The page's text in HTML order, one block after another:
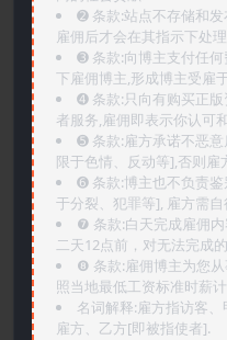
➋️ 条款:站点不存储和
雇佣后才会在其指示下处
➌️ 条款:向博主支付任
下雇佣博主,形成博主受雇
➍️ 条款:只向有购买正
者服务,雇佣即表示你认可
➎ 条款:雇方承诺不恶
限于色情、反动等],否则雇
➏️ 条款:博主也不负责
于分裂、犯罪等], 雇方需
❼ 条款:白天完成雇佣
二天12点前，对无法完成
❽ 条款:雇佣博主为您
照当地最低工资标准时薪
名词解释:雇方指访客
雇方、乙方[即被指使者].